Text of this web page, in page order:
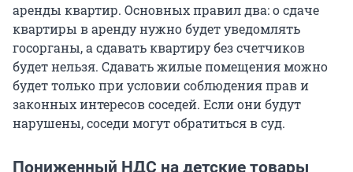
аренды квартир. Основных правил два: о сдаче
квартиры в аренду нужно будет уведомлять
госорганы, а сдавать квартиру без счетчиков
будет нельзя. Сдавать жилые помещения можно
будет только при условии соблюдения прав и
законных интересов соседей. Если они будут
нарушены, соседи могут обратиться в суд.
Пониженный НДС на детские товары